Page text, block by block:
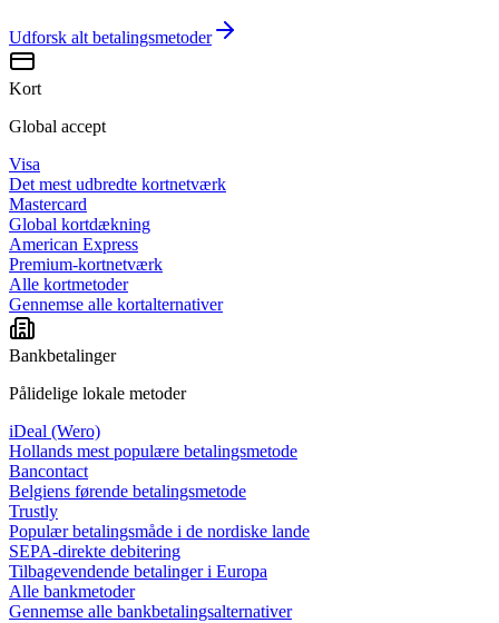
Udforsk alt betalingsmetoder
Kort
Global accept
Visa
Det mest udbredte kortnetværk
Mastercard
Global kortdækning
American Express
Premium-kortnetværk
Alle kortmetoder
Gennemse alle kortalternativer
Bankbetalinger
Pålidelige lokale metoder
iDeal (Wero)
Hollands mest populære betalingsmetode
Bancontact
Belgiens førende betalingsmetode
Trustly
Populær betalingsmåde i de nordiske lande
SEPA-direkte debitering
Tilbagevendende betalinger i Europa
Alle bankmetoder
Gennemse alle bankbetalingsalternativer